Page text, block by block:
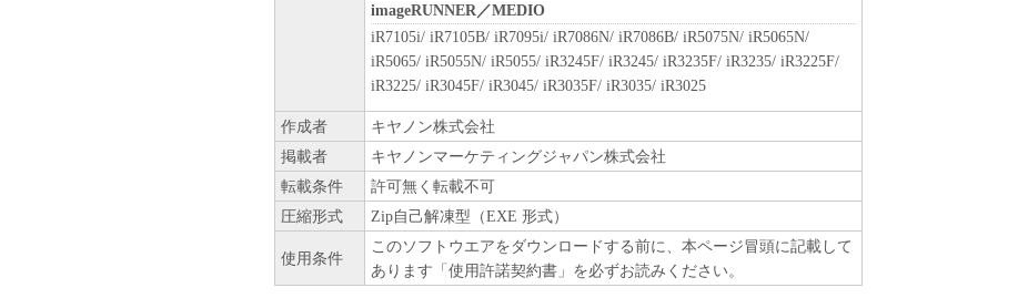
tribunal of competent jurisdiction, such section shall be null and void with respect to the
jurisdiction of that court or tribunal and all the remaining provisions hereof shall remain
in full force and effect.
11. ACKNOWLEDGEMENT
BY CLICKING THE BUTTON INDICATING YOUR ACCEPTANCE AS STATED
BELOW OR INSTALLING THE SOFTWARE, YOU ACKNOWLEDGE THAT YOU
HAVE READ THIS AGREEMENT, UNDERSTOOD IT, AND AGREE TO BE
BOUND BY ITS TERMS AND CONDITIONS. YOU ALSO AGREE THAT THIS
AGREEMENT IS THE COMPLETE AND EXCLUSIVE STATEMENT OF
AGREEMENT BETWEEN YOU AND CANON CONCERNING THE SUBJECT
MATTER HEREOF AND SUPERSEDES ALL PROP OS ALS OR PRIOR
AGREEMENTS, VERBAL OR WRITTEN, AND ANY OTHER COMMUNICATIONS
imageRUNNER／MEDIO
iR7105i/ iR7105B/ iR7095i/ iR7086N/ iR7086B/ iR5075N/ iR5065N/
iR5065/ iR5055N/ iR5055/ iR3245F/ iR3245/ iR3235F/ iR3235/ iR3225F/
iR3225/ iR3045F/ iR3045/ iR3035F/ iR3035/ iR3025
作成者
キヤノン株式会社
掲載者
キヤノンマーケティングジャパン株式会社
転載条件
許可無く転載不可
圧縮形式
Zip自己解凍型（EXE 形式）
使用条件
このソフトウエアをダウンロードする前に、本ページ冒頭に記載して
あります「使用許諾契約書」を必ずお読みください。